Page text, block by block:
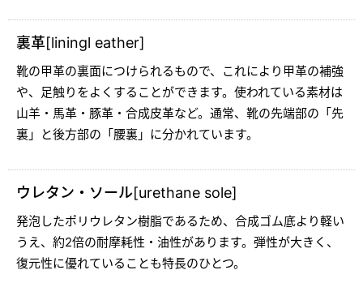
裏革[liningl eather]
靴の甲革の裏面につけられるもので、これにより甲革の補強
や、足触りをよくすることができます。使われている素材は
山羊・馬革・豚革・合成皮革など。通常、靴の先端部の「先
裏」と後方部の「腰裏」に分かれています。
ウレタン・ソール[urethane sole]
発泡したポリウレタン樹脂であるため、合成ゴム底より軽い
うえ、約2倍の耐摩耗性・油性があります。弾性が大きく、
復元性に優れていることも特長のひとつ。